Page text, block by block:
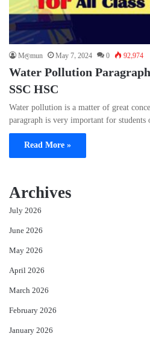
M@mun May 7, 2024 0 92,974
Water Pollution
SSC HSC
Water pollution is a matter of great
paragraph is very important for
Read More »
Archives
July 2026
June 2026
May 2026
April 2026
March 2026
February 2026
January 2026